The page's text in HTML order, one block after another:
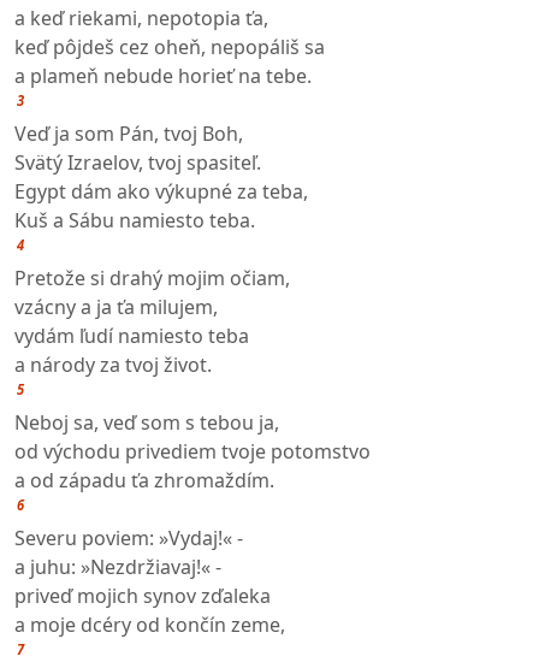
a keď riekami, nepotopia ťa,
keď pôjdeš cez oheň, nepopáliš sa
a plameň nebude horieť na tebe.
3
Veď ja som Pán, tvoj Boh,
Svätý Izraelov, tvoj spasiteľ.
Egypt dám ako výkupné za teba,
Kuš a Sábu namiesto teba.
4
Pretože si drahý mojim očiam,
vzácny a ja ťa milujem,
vydám ľudí namiesto teba
a národy za tvoj život.
5
Neboj sa, veď som s tebou ja,
od východu privediem tvoje potomstvo
a od západu ťa zhromaždím.
6
Severu poviem: »Vydaj!« -
a juhu: »Nezdržiavaj!« -
priveď mojich synov zďaleka
a moje dcéry od končín zeme,
7